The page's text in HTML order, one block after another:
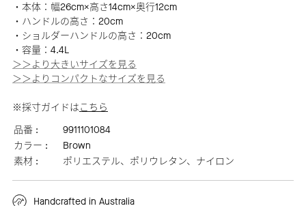
・本体：幅26cm×高さ14cm×奥行12cm
・ハンドルの高さ：20cm
・ショルダーハンドルの高さ：20cm
・容量：4.4L
＞＞より大きいサイズを見る
＞＞よりコンパクトなサイズを見る
※採寸ガイドはこちら
品番 :
9911101084
カラー :
Brown
素材 :
ポリエステル、ポリウレタン、ナイロン
Handcrafted in Australia